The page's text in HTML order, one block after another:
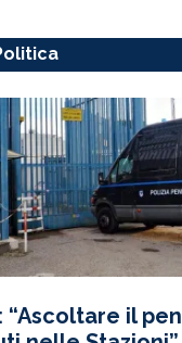
“Ascoltare il